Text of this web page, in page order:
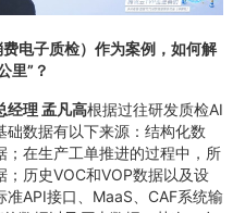
电子质检）作为案例，如何解
里”？
经理 孟凡高根据过往研发质检AI
础数据有以下来源：结构化数
在生产工单推进的过程中，所
历史VOC和VOP数据以及设
API接口、MaaS、CAF系统输